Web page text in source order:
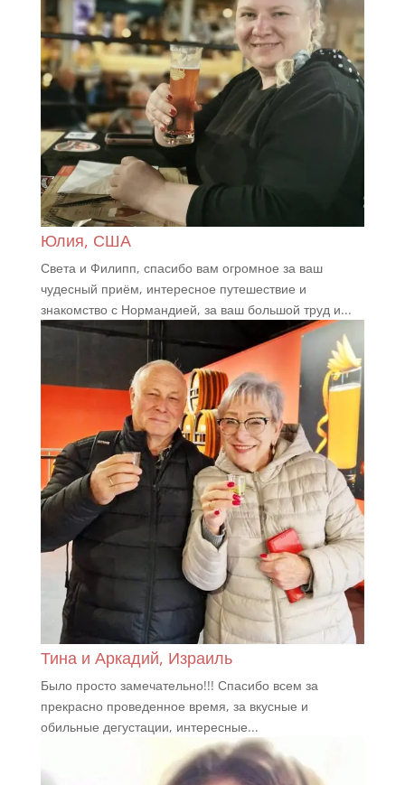
Юлия, США
Света и Филипп, спасибо вам огромное за ваш
чудесный приём, интересное путешествие и
знакомство с Нормандией, за ваш большой труд и...
Тина и Аркадий, Израиль
Было просто замечательно!!! Спасибо всем за
прекрасно проведенное время, за вкусные и
обильные дегустации, интересные...